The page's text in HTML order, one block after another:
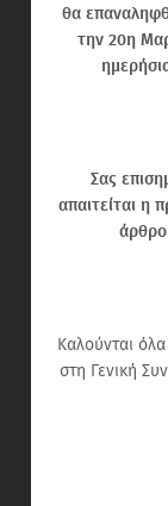
θα
την 20η
Σας
απαιτείται
Καλούνται
στη Γενική